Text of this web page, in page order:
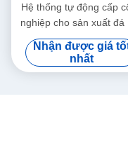
Hệ thống tự động cấp
nghiệp cho sản xuất đá
số lượng lớn
Nhận được giá
nhất